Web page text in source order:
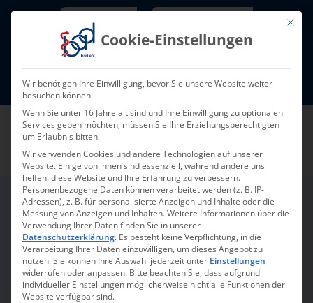
Skip
Fort- und Weiterbildung I Termine
Curenect
Mit
Cookie-Einstellungen
Wir benötigen Ihre Einwilligung, bevor Sie unsere Website weiter
besuchen können.
Wenn Sie unter 16 Jahre alt sind und Ihre Einwilligung zu optionalen
Services geben möchten, müssen Sie Ihre Erziehungsberechtigten
um Erlaubnis bitten.
Wir verwenden Cookies und andere Technologien auf unserer
Website. Einige von ihnen sind essenziell, während andere uns
helfen, diese Website und Ihre Erfahrung zu verbessern.
Personenbezogene Daten können verarbeitet werden (z. B. IP-
Adressen), z. B. für personalisierte Anzeigen und Inhalte oder die
Messung von Anzeigen und Inhalten.Weitere Informationen über die
Verwendung Ihrer Daten finden Sie in unserer
Datenschutzerklärung. Es besteht keine Verpflichtung, in die
Verarbeitung Ihrer Daten einzuwilligen, um dieses Angebot zu
nutzen.Sie können Ihre Auswahl jederzeit unter Einstellungen
widerrufen oder anpassen. Bitte beachten Sie, dass aufgrund
individueller Einstellungen möglicherweise nicht alle Funktionen der
Website verfügbar sind.